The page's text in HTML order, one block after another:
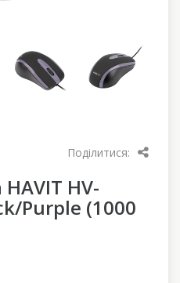
Поділитися:
HV-
Purple (1000